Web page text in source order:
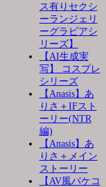
ス有りセクシ
ーランジェリ
ーグラビアシ
リーズ】
【AI生成実
写】 コスプレ
シリーズ
【Anasis】あ
りさ＋IFスト
ーリー(NTR
編)
【Anasis】あ
りさ＋メイン
ストーリー
【AV風パケコ